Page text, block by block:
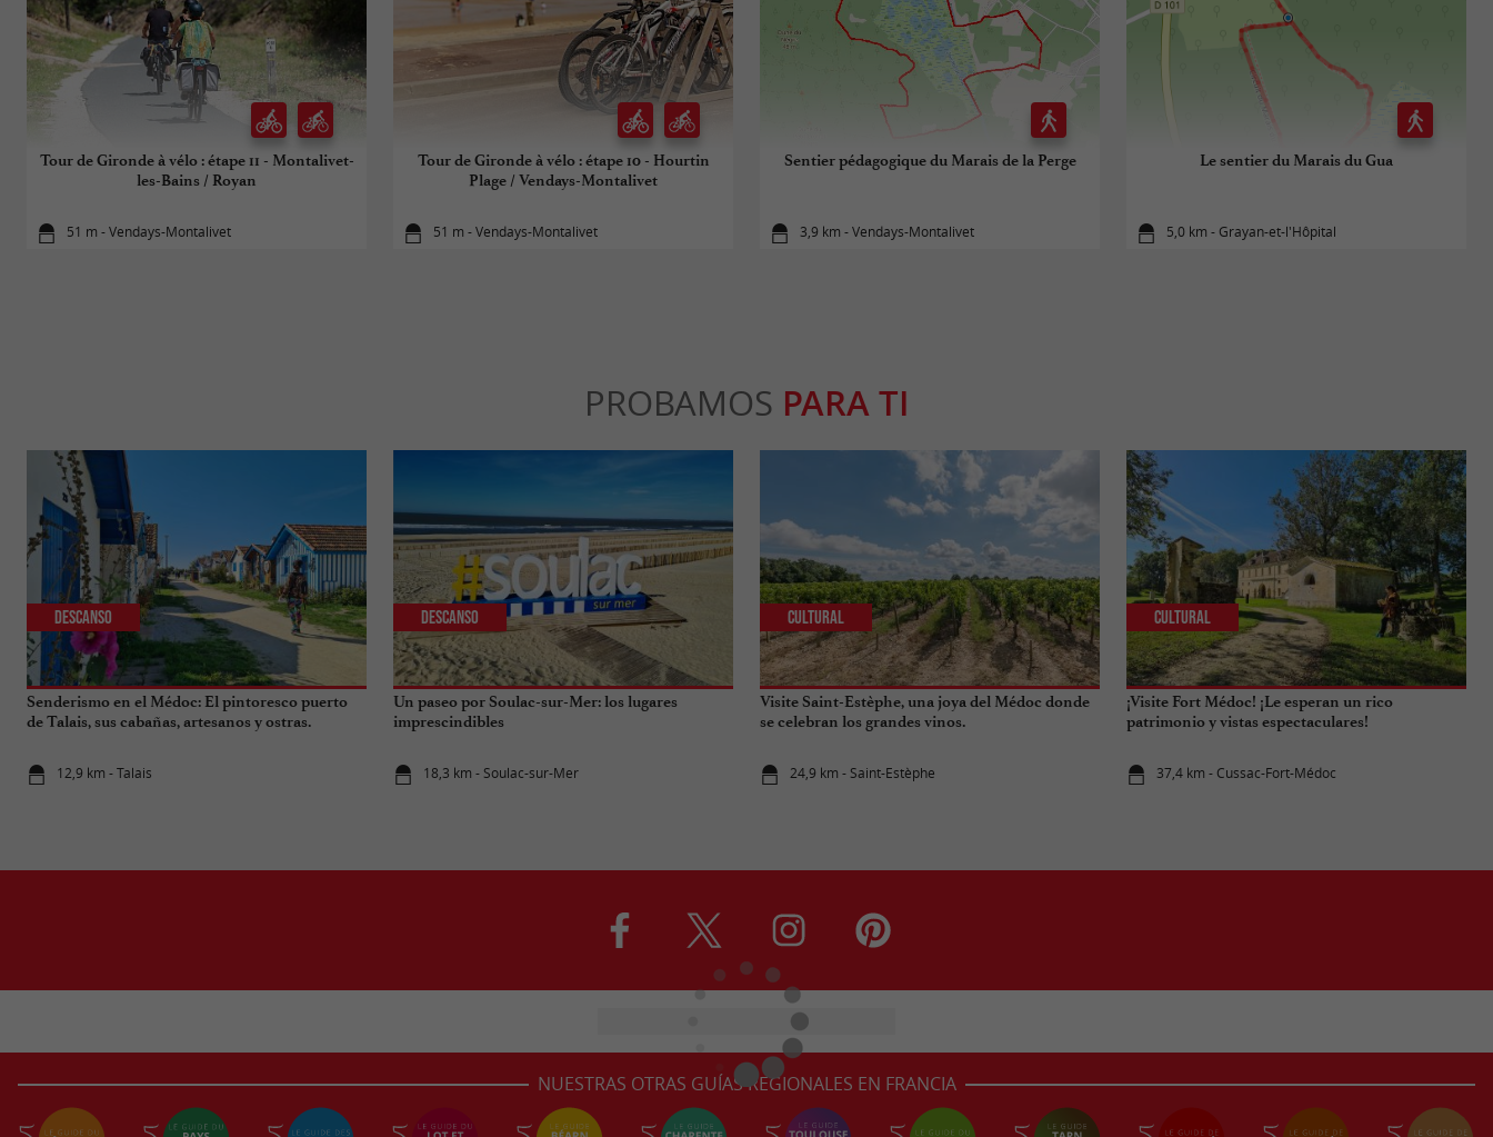
Tour de Gironde à vélo : étape 11 - Montalivet-
les-Bains / Royan
51 m - Vendays-Montalivet
Tour de Gironde à vélo : étape 10 - Hourtin
Plage / Vendays-Montalivet
51 m - Vendays-Montalivet
Sentier pédagogique du Marais de la Perge
3,9 km - Vendays-Montalivet
Le sentier du Marais du Gua
5,0 km - Grayan-et-l'Hôpital
PROBAMOS PARA TI
Senderismo en el Médoc: El pintoresco puerto
de Talais, sus cabañas, artesanos y ostras.
12,9 km - Talais
Descanso
Un paseo por Soulac-sur-Mer: los lugares
imprescindibles
18,3 km - Soulac-sur-Mer
Descanso
Visite Saint-Estèphe, una joya del Médoc donde
se celebran los grandes vinos.
24,9 km - Saint-Estèphe
Cultural
¡Visite Fort Médoc! ¡Le esperan un rico
patrimonio y vistas espectaculares!
37,4 km - Cussac-Fort-Médoc
Cultural
NUESTRAS OTRAS GUÍAS REGIONALES EN FRANCIA